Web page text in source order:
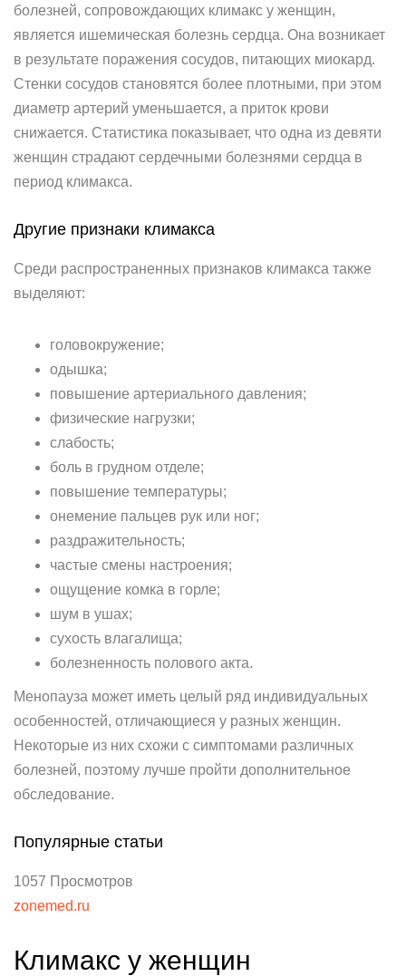
болезней, сопровождающих климакс у женщин,
является ишемическая болезнь сердца. Она возникает
в результате поражения сосудов, питающих миокард.
Стенки сосудов становятся более плотными, при этом
диаметр артерий уменьшается, а приток крови
снижается. Статистика показывает, что одна из девяти
женщин страдают сердечными болезнями сердца в
период климакса.
Другие признаки климакса
Среди распространенных признаков климакса также
выделяют:
головокружение;
одышка;
повышение артериального давления;
физические нагрузки;
слабость;
боль в грудном отделе;
повышение температуры;
онемение пальцев рук или ног;
раздражительность;
частые смены настроения;
ощущение комка в горле;
шум в ушах;
сухость влагалища;
болезненность полового акта.
Менопауза может иметь целый ряд индивидуальных
особенностей, отличающиеся у разных женщин.
Некоторые из них схожи с симптомами различных
болезней, поэтому лучше пройти дополнительное
обследование.
Популярные статьи
1057 Просмотров
zonemed.ru
Климакс у женщин